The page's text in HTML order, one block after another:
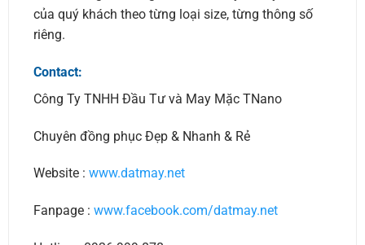
của quý khách theo từng loại size, từng thông số
riêng.
Contact:
Công Ty TNHH Đầu Tư và May Mặc TNano
Chuyên đồng phục Đẹp & Nhanh & Rẻ
Website : www.datmay.net
Fanpage : www.facebook.com/datmay.net